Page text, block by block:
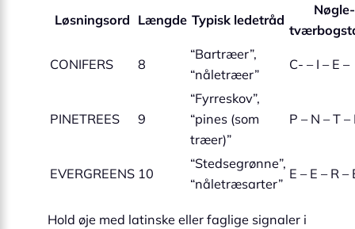
Løsningsord Længde Typisk ledetråd
Nøgle-
CONIFERS 8
“Bartræer”,
“nåletræer”
C- – I – E –
PINETREES 9
“Fyrreskov”,
“pines (som
træer)”
P – N – T –
EVERGREENS 10
“Stedsegrønne”,
“nåletræsarter”
E – E – R –
Hold øje med latinske eller faglige signaler i